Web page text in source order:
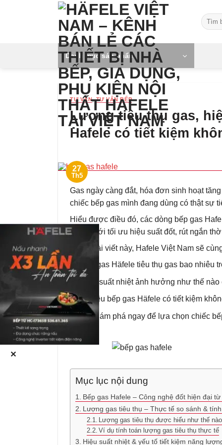
Tìm
kiếm:
Danh mục sản phẩm
TƯ VẤN,TƯ VẤN BẾP
Lượng tiêu thụ gas,
Hafele có tiết kiệm
27
Th5
Gas ngày càng đắt, hóa đơn sinh hoạt
chiếc bếp gas mình đang dùng có thật sự
Hiểu được điều đó, các dòng bếp gas
hướng tới tối ưu hiệu suất đốt, rút ngắn
Trong bài viết này, Hafele Việt Nam sẽ
Bếp gas Häfele tiêu thụ gas bao nhiêu
Hiệu suất nhiệt ảnh hưởng như thế
Và liệu bếp gas Häfele có tiết kiệm
Cùng khám phá ngay để lựa chọn chiếc
Mục lục nội dung
Bếp gas Hafele – Công nghệ đốt hiện đại
Lượng gas tiêu thụ – Thực tế so sánh &
Lượng gas tiêu thụ được hiểu như thế
Ví dụ tính toán lượng gas tiêu thụ thực tế
Hiệu suất nhiệt & yếu tố tiết kiệm năng
✕